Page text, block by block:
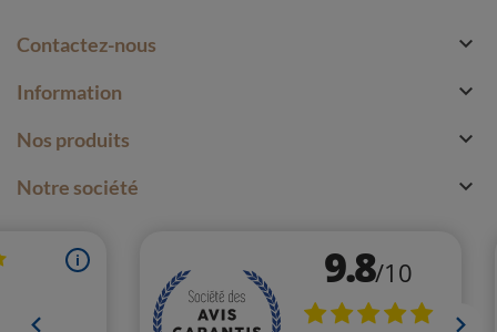
Contactez-nous 
Information 
Nos produits 
Notre société 